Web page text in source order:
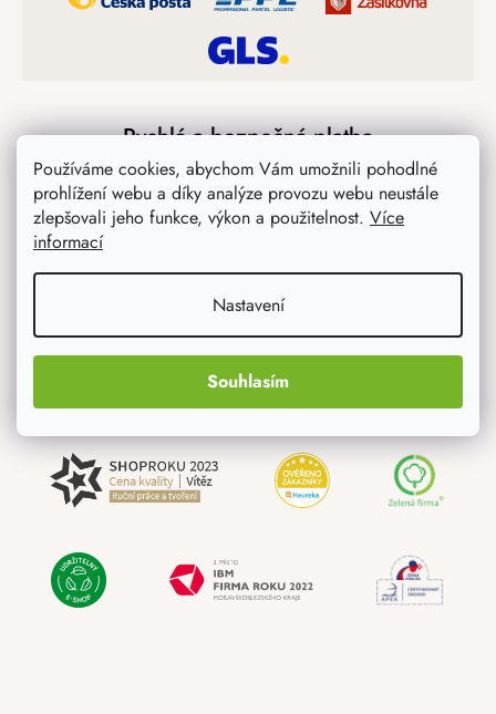
Používáme cookies, abychom Vám umožnili pohodlné
prohlížení webu a díky analýze provozu webu neustále
zlepšovali jeho funkce, výkon a použitelnost. Více
informací
Nastavení
Souhlasím
Rychlá a bezpečná platba